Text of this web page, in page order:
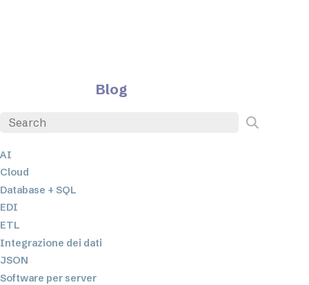
Blog
AI
Cloud
Database + SQL
EDI
ETL
Integrazione dei dati
JSON
Software per server